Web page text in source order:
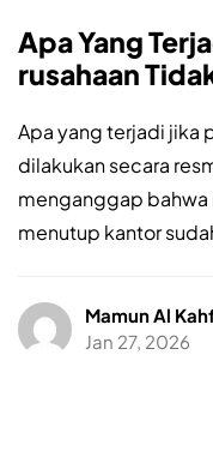
Apa Yang
rusahaan
Apa yang terjadi jika
dilakukan secara
menganggap
menutup kantor
Mamun Al
Jan 27, 2026